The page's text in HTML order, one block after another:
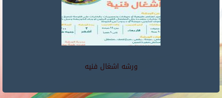
ورشه اشغال فنيه